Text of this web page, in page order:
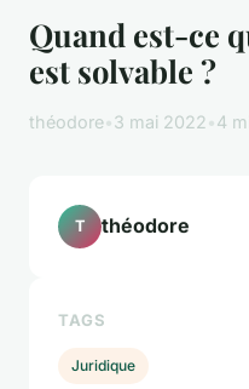
Quand est-ce
est solvable ?
théodore•3 mai 2022•4
T théodore
TAGS
Juridique